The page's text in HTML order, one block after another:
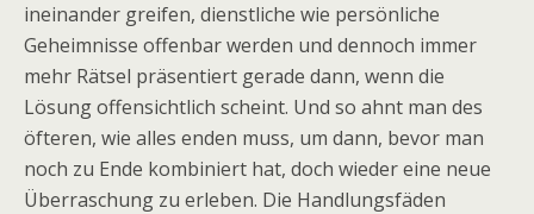
ineinander greifen, dienstliche wie persönliche
Geheimnisse offenbar werden und dennoch immer
mehr Rätsel präsentiert gerade dann, wenn die
Lösung offensichtlich scheint. Und so ahnt man des
öfteren, wie alles enden muss, um dann, bevor man
noch zu Ende kombiniert hat, doch wieder eine neue
Überraschung zu erleben. Die Handlungsfäden